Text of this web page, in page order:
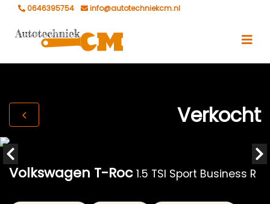
0646395754 info@autotechniekcm.nl
Verkocht
Volkswagen T-Roc 1.5 TSI Sport Business R